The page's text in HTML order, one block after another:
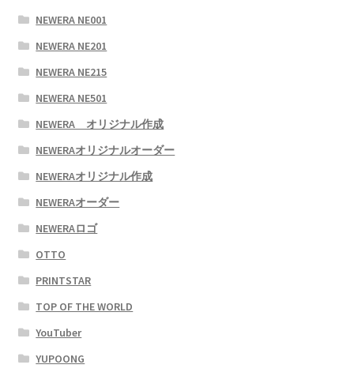
NEWERA NE001
NEWERA NE201
NEWERA NE215
NEWERA NE501
NEWERA オリジナル作成
NEWERAオリジナルオーダー
NEWERAオリジナル作成
NEWERAオーダー
NEWERAロゴ
OTTO
PRINTSTAR
TOP OF THE WORLD
YouTuber
YUPOONG